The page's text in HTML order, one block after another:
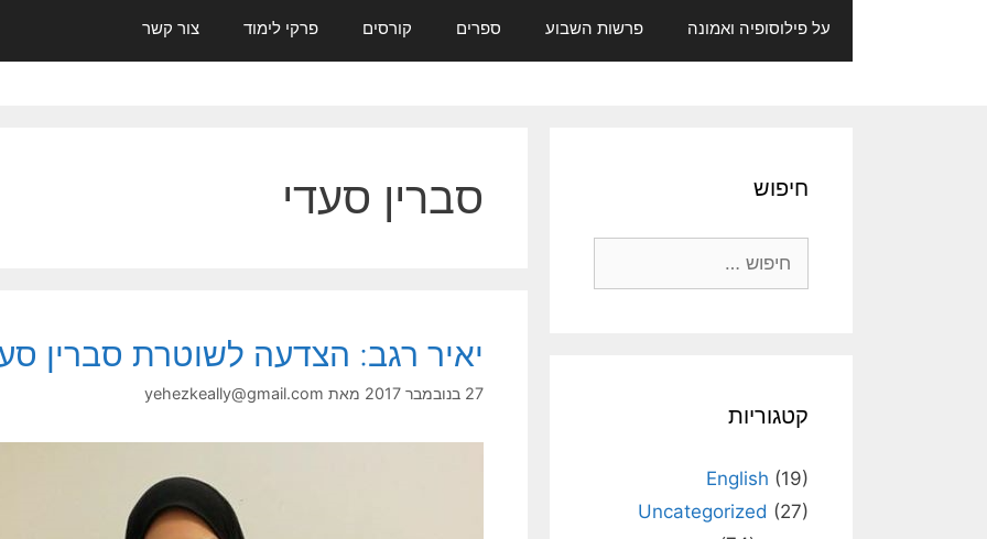
על פילוסופיה ואמונה פרשות השבוע ספרים קורסים פרקי לימוד צור קשר
סברין סעדי
יאיר רגב: הצדעה לשוטרת סברין
27 בנובמבר 2017 מאת yehezkeally@gmail.com
חיפוש
קטגוריות
English (19)
Uncategorized (27)